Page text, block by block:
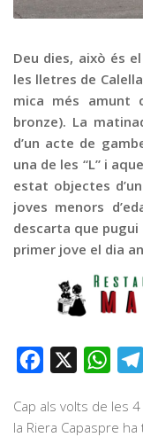
Contacte
Deu dies, això és
les lletres de
mica més amunt
bronze). La
d’un acte de
una de les “L” i
estat objectes
joves menors
descarta que
primer jove el dia
Facebook
Cap als volts de les
la Riera Capaspre